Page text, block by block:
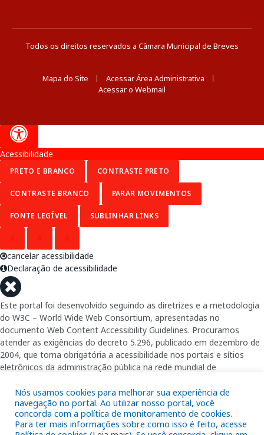
Todos os direitos reservados a Câmara Municipal de Breves
Mapa do Site
Acessar Área Administrativa
Acessar o Webmail
Nós usamos cookies para melhorar sua experiência de
navegação no portal. Ao utilizar nosso portal, você
concorda com a política de monitoramento de cookies.
Para ter mais informações sobre como isso é feito, acesse
Acessibilidade
PRETO E BRANCO CONTRASTE PRETO
CONTRASTE BRANCO PARAR MOVIMENTOS
FONTE LEGÍVEL SUBLINHAR LINKS
cancelar acessibilidade
Declaração de acessibilidade
Este portal foi desenvolvido seguindo as diretrizes e a metodologia
do W3C – World Wide Web Consortium, apresentadas no
documento Web Content Accessibility Guidelines. Procuramos
atender as exigências do decreto 5.296, publicado em dezembro de
2004, que torna obrigatória a acessibilidade nos portais e sítios
eletrônicos da administração pública na rede mundial de
garantindo-lhes o pleno acesso aos conteúdos disponíveis.
Além de validações automáticas, foram realizados testes em
diversos navegadores e através do utilitário de acesso a Internet do